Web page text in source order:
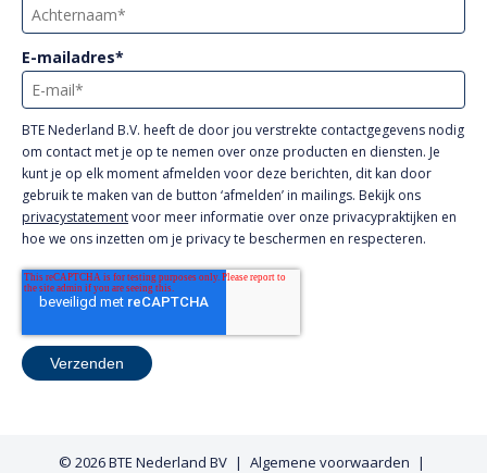
E-mailadres*
BTE Nederland B.V. heeft de door jou verstrekte contactgegevens nodig
om contact met je op te nemen over onze producten en diensten. Je
kunt je op elk moment afmelden voor deze berichten, dit kan door
gebruik te maken van de button ‘afmelden’ in mailings. Bekijk ons
privacystatementvoor meer informatie over onze privacypraktijken en
hoe we ons inzetten om je privacy te beschermen en respecteren.
© 2026BTE Nederland BV Algemene voorwaarden